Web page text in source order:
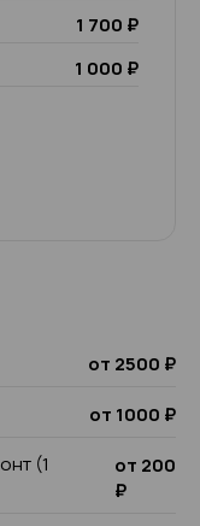
1 700 ₽
1 000 ₽
от 2500 ₽
от 1000 ₽
(1
от 200
₽